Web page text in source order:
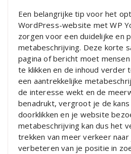
Een belangrijke tip voor het
WordPress-website met WP
zorgen voor een duidelijke en
metabeschrijving. Deze korte
pagina of bericht moet
te klikken en de inhoud verder
een aantrekkelijke
de interesse wekt en de
benadrukt, vergroot je de
doorklikken en je website
metabeschrijving kan dus het
trekken van meer verkeer
verbeteren van je positie in